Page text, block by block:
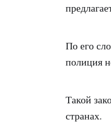
По его
полиция
Такой
странах.